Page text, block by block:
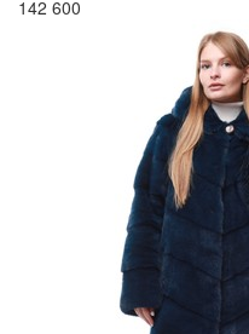
142 600